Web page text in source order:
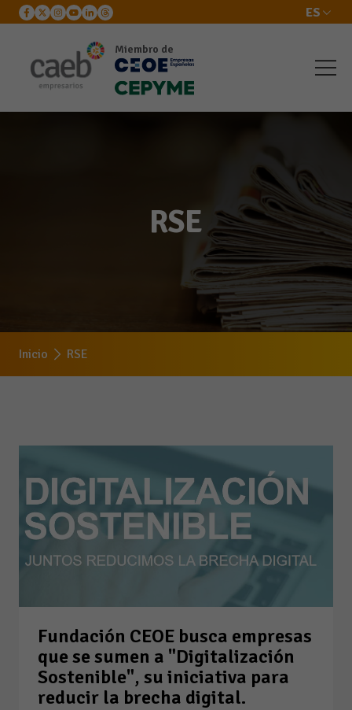
ES
Miembro de
RSE
Inicio RSE
Fundación CEOE busca empresas
que se sumen a "Digitalización
Sostenible", su iniciativa para
reducir la brecha digital.